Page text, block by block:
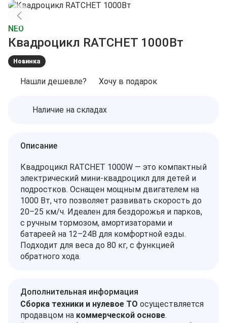
NEO
Квадроцикл RATCHET 1000Вт
Новинка
Нашли дешевле? Хочу в подарок
Наличие на складах
Описание
Квадроцикл RATCHET 1000W — это компактный
электрический мини-квадроцикл для детей и
подростков. Оснащен мощным двигателем на
1000 Вт, что позволяет развивать скорость до
20–25 км/ч. Идеален для бездорожья и парков,
с ручным тормозом, амортизаторами и
батареей на 12–24В для комфортной езды.
Подходит для веса до 80 кг, с функцией
обратного хода.
Дополнительная информация
Сборка техники и нулевое ТО осуществляется
продавцом на коммерческой основе.